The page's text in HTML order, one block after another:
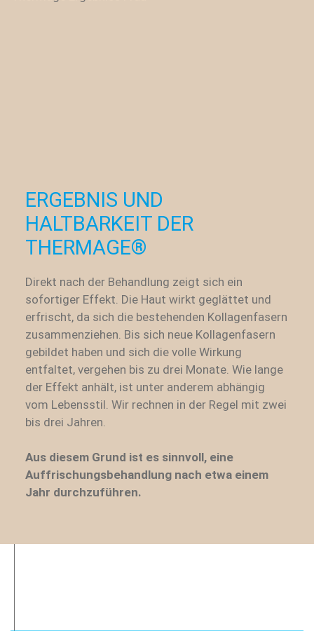
ERGEBNIS UND
HALTBARKEIT DER
THERMAGE®
Direkt nach der Behandlung zeigt sich ein
sofortiger Effekt. Die Haut wirkt geglättet und
erfrischt, da sich die bestehenden Kollagenfasern
zusammenziehen. Bis sich neue Kollagenfasern
gebildet haben und sich die volle Wirkung
entfaltet, vergehen bis zu drei Monate. Wie lange
der Effekt anhält, ist unter anderem abhängig
vom Lebensstil. Wir rechnen in der Regel mit zwei
bis drei Jahren.
Aus diesem Grund ist es sinnvoll, eine
Auffrischungsbehandlung nach etwa einem
Jahr durchzuführen.